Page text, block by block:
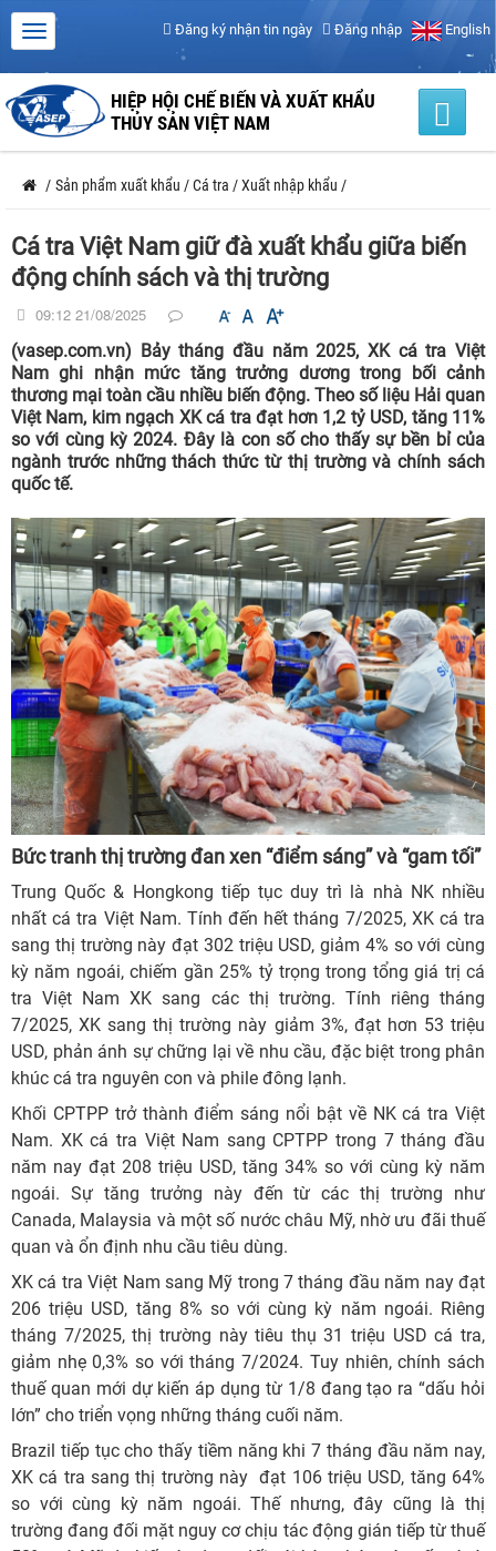
Đăng ký nhận tin ngày Đăng nhập English
HIỆP HỘI CHẾ BIẾN VÀ XUẤT KHẨU
THỦY SẢN VIỆT NAM
/ Sản phẩm xuất khẩu /Cá tra /Xuất nhập khẩu /
Cá tra Việt Nam giữ đà xuất khẩu giữa biến
động chính sách và thị trường
09:12 21/08/2025
(vasep.com.vn) Bảy tháng đầu năm 2025, XK cá tra Việt
Nam ghi nhận mức tăng trưởng dương trong bối cảnh
thương mại toàn cầu nhiều biến động. Theo số liệu Hải quan
Việt Nam, kim ngạch XK cá tra đạt hơn 1,2 tỷ USD, tăng 11%
so với cùng kỳ 2024. Đây là con số cho thấy sự bền bỉ của
ngành trước những thách thức từ thị trường và chính sách
quốc tế.
Bức tranh thị trường đan xen “điểm sáng” và “gam tối”
Trung Quốc & Hongkong tiếp tục duy trì là nhà NK nhiều
nhất cá tra Việt Nam. Tính đến hết tháng 7/2025, XK cá tra
sang thị trường này đạt 302 triệu USD, giảm 4% so với cùng
kỳ năm ngoái, chiếm gần 25% tỷ trọng trong tổng giá trị cá
tra Việt Nam XK sang các thị trường. Tính riêng tháng
7/2025, XK sang thị trường này giảm 3%, đạt hơn 53 triệu
USD, phản ánh sự chững lại về nhu cầu, đặc biệt trong phân
khúc cá tra nguyên con và phile đông lạnh.
Khối CPTPP trở thành điểm sáng nổi bật về NK cá tra Việt
Nam. XK cá tra Việt Nam sang CPTPP trong 7 tháng đầu
năm nay đạt 208 triệu USD, tăng 34% so với cùng kỳ năm
ngoái. Sự tăng trưởng này đến từ các thị trường như
Canada, Malaysia và một số nước châu Mỹ, nhờ ưu đãi thuế
quan và ổn định nhu cầu tiêu dùng.
XK cá tra Việt Nam sang Mỹ trong 7 tháng đầu năm nay đạt
206 triệu USD, tăng 8% so với cùng kỳ năm ngoái. Riêng
tháng 7/2025, thị trường này tiêu thụ 31 triệu USD cá tra,
giảm nhẹ 0,3% so với tháng 7/2024. Tuy nhiên, chính sách
thuế quan mới dự kiến áp dụng từ 1/8 đang tạo ra “dấu hỏi
lớn” cho triển vọng những tháng cuối năm.
Brazil tiếp tục cho thấy tiềm năng khi 7 tháng đầu năm nay,
XK cá tra sang thị trường này đạt 106 triệu USD, tăng 64%
so với cùng kỳ năm ngoái. Thế nhưng, đây cũng là thị
trường đang đối mặt nguy cơ chịu tác động gián tiếp từ thuế